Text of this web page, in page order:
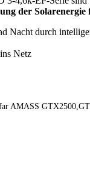
der
Nacht durch
Netz
AMASS